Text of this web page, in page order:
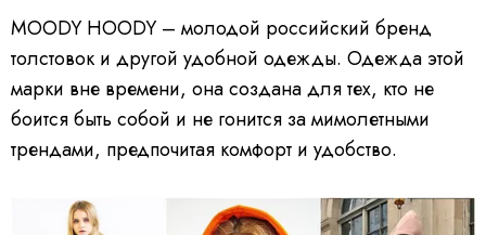
MOODY HOODY – молодой российский бренд
толстовок и другой удобной одежды. Одежда этой
марки вне времени, она создана для тех, кто не
боится быть собой и не гонится за мимолетными
трендами, предпочитая комфорт и удобство.